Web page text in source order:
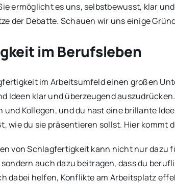
ermöglicht es uns, selbstbewusst, klar
der Debatte. Schauen wir uns einige
im Berufsleben
im Arbeitsumfeld einen großen
Ideen klar und überzeugend
und Kollegen, und du hast eine brillante
wie du sie präsentieren sollst. Hier kommt
von Schlagfertigkeit kann nicht nur dazu
auch dazu beitragen, dass du
dabei helfen, Konflikte am Arbeitsplatz